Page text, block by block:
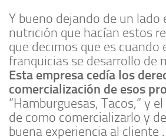
Y bueno dejando de un lado
nutrición que hacían estos
que decimos que es cuando
franquicias se desarrollo de
Esta empresa cedía los
comercialización de esos
“Hamburguesas, Tacos,” y
de como comercializarlo y
buena experiencia al cliente .